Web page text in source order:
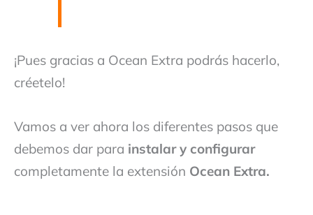
¡Pues gracias a Ocean Extra podrás hacerlo,
créetelo!
Vamos a ver ahora los diferentes pasos que
debemos dar para instalar y configurar
completamente la extensión Ocean Extra.